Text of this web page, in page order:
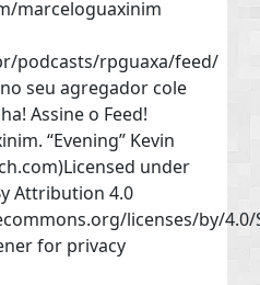
marceloguaxinim
podcasts/rpguaxa/feed/
seu agregador cole
Assine o Feed!
“Evening” Kevin
under
Attribution 4.0
licenses/by/4.0/
for privacy